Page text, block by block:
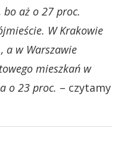
aż o 27 proc.
W Krakowie
a w Warszawie
mieszkań w
o 23 proc. – czytamy